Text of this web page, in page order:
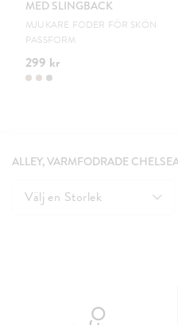
MED SLINGBACK
MJUKARE FODER FÖR SKÖN
PASSFORM
299 kr
ALLEY, VARMFODRADE
Välj en Storlek